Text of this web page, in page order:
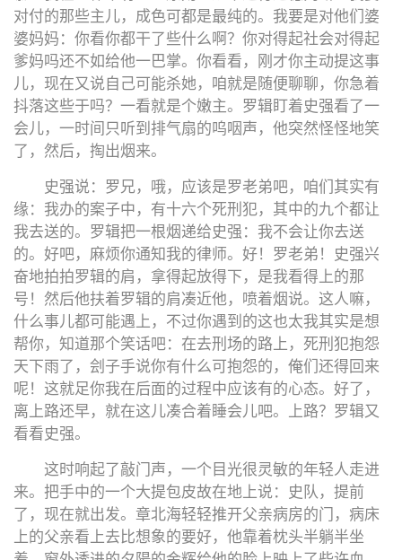
对付的那些主儿，成色可都是最纯的。我要是对他们婆
婆妈妈：你看你都干了些什么啊？你对得起社会对得起
爹妈吗还不如给他一巴掌。你看看，刚才你主动提这事
儿，现在又说自己可能杀她，咱就是随便聊聊，你急着
抖落这些于吗？一看就是个嫩主。罗辑盯着史强看了一
会儿，一时间只听到排气扇的呜咽声，他突然怪怪地笑
了，然后，掏出烟来。
史强说：罗兄，哦，应该是罗老弟吧，咱们其实有
缘：我办的案子中，有十六个死刑犯，其中的九个都让
我去送的。罗辑把一根烟递给史强：我不会让你去送
的。好吧，麻烦你通知我的律师。好！罗老弟！史强兴
奋地拍拍罗辑的肩，拿得起放得下，是我看得上的那
号！然后他扶着罗辑的肩凑近他，喷着烟说。这人嘛，
什么事儿都可能遇上，不过你遇到的这也太我其实是想
帮你，知道那个笑话吧：在去刑场的路上，死刑犯抱怨
天下雨了，刽子手说你有什么可抱怨的，俺们还得回来
呢！这就足你我在后面的过程中应该有的心态。好了，
离上路还早，就在这儿凑合着睡会儿吧。上路？罗辑又
看看史强。
这时响起了敲门声，一个目光很灵敏的年轻人走进
来。把手中的一个大提包皮故在地上说：史队，提前
了，现在就出发。章北海轻轻推开父亲病房的门，病床
上的父亲看上去比想象的要好，他靠着枕头半躺半坐